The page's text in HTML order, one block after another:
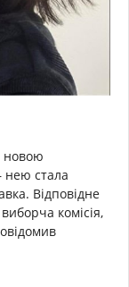
новою
нею стала
Відповідне
комісія,